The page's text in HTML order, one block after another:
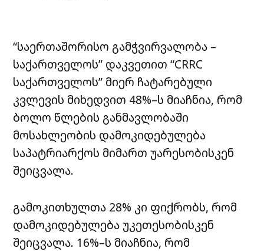
“საერთაშორისო გამჭვირვალობა –
საქართველოს” დაკვეთით “CRRC
საქართველოს” მიერ ჩატარებული
კვლევის მიხედვით 48%–ს მიაჩნია, რომ
ბოლო წლების განმავლობაში
მოსახლეობის დამოკიდებულება
საპატრიარქოს მიმართ უარესობისკენ
შეიცვალა.
გამოკითხულთა 28% კი ფიქრობს, რომ
დამოკიდებულება უკეთესობისკენ
შეიცვალა. 16%–ს მიაჩნია, რომ